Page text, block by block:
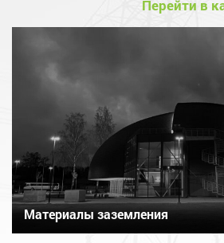
Перейти в
Материалы заземления